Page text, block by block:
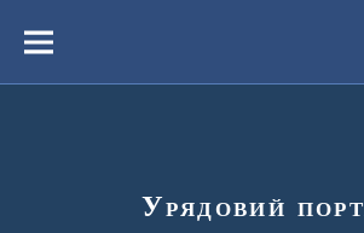
вмістуМеню
Урядовий